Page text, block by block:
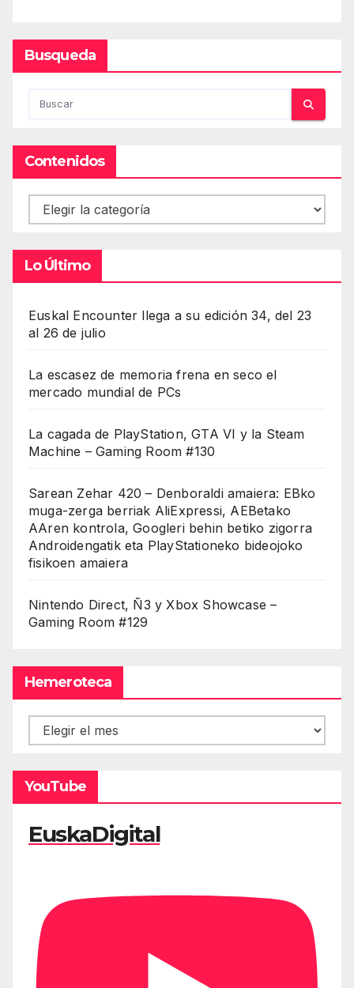
Busqueda
Contenidos
Contenidos
Lo Último
Euskal Encounter llega a su edición 34, del 23
al 26 de julio
La escasez de memoria frena en seco el
mercado mundial de PCs
La cagada de PlayStation, GTA VI y la Steam
Machine – Gaming Room #130
Sarean Zehar 420 – Denboraldi amaiera: EBko
muga-zerga berriak AliExpressi, AEBetako
AAren kontrola, Googleri behin betiko zigorra
Androidengatik eta PlayStationeko bideojoko
fisikoen amaiera
Nintendo Direct, Ñ3 y Xbox Showcase –
Gaming Room #129
Hemeroteca
Hemeroteca
YouTube
EuskaDigital